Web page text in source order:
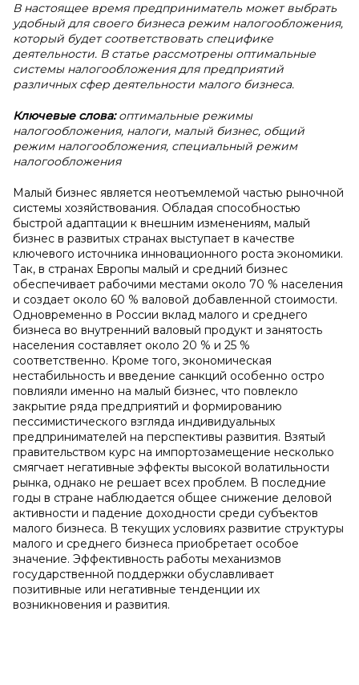
В настоящее время предприниматель может выбрать
удобный для своего бизнеса режим налогообложения,
который будет соответствовать специфике
деятельности. В статье рассмотрены оптимальные
системы налогообложения для предприятий
различных сфер деятельности малого бизнеса.
Ключевые слова:оптимальные режимы
налогообложения, налоги, малый бизнес, общий
режим налогообложения, специальный режим
налогообложения
Малый бизнес является неотъемлемой частью рыночной
системы хозяйствования. Обладая способностью
быстрой адаптации к внешним изменениям, малый
бизнес в развитых странах выступает в качестве
ключевого источника инновационного роста экономики.
Так, в странах Европы малый и средний бизнес
обеспечивает рабочими местами около 70 % населения
и создает около 60 % валовой добавленной стоимости.
Одновременно в России вклад малого и среднего
бизнеса во внутренний валовый продукт и занятость
населения составляет около 20 % и 25 %
соответственно. Кроме того, экономическая
нестабильность и введение санкций особенно остро
повлияли именно на малый бизнес, что повлекло
закрытие ряда предприятий и формированию
пессимистического взгляда индивидуальных
предпринимателей на перспективы развития. Взятый
правительством курс на импортозамещение несколько
смягчает негативные эффекты высокой волатильности
рынка, однако не решает всех проблем. В последние
годы в стране наблюдается общее снижение деловой
активности и падение доходности среди субъектов
малого бизнеса. В текущих условиях развитие структуры
малого и среднего бизнеса приобретает особое
значение. Эффективность работы механизмов
государственной поддержки обуславливает
позитивные или негативные тенденции их
возникновения и развития.